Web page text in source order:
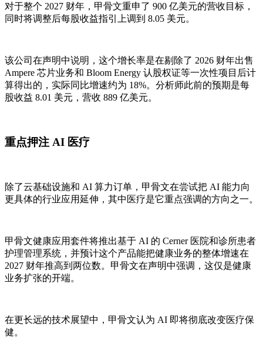
对于整个 2027 财年，甲骨文重申了 900 亿美元的营收目标，
同时将调整后每股收益指引上调到 8.05 美元。
该公司在声明中说明，这个增长率是在剔除了 2026 财年出售
Ampere 芯片业务和 Bloom Energy 认股权证等一次性项目后计
算得出的，实际同比增速约为 18%。分析师此前的预期是每
股收益 8.01 美元，营收 889 亿美元。
重点押注 AI 医疗
除了云基础设施和 AI 算力订单，甲骨文在尝试把 AI 能力向
更具体的行业应用延伸，其中医疗是它重点强调的方向之一。
甲骨文健康应用套件将推出基于 AI 的 Cerner 医院和诊所患者
护理管理系统，并预计这个产品能把健康业务的整体增速在
2027 财年推高到两位数。甲骨文在声明中强调，这仅是健康
业务扩张的开端。
在更长远的技术展望中，甲骨文认为 AI 即将彻底改变医疗保
健。